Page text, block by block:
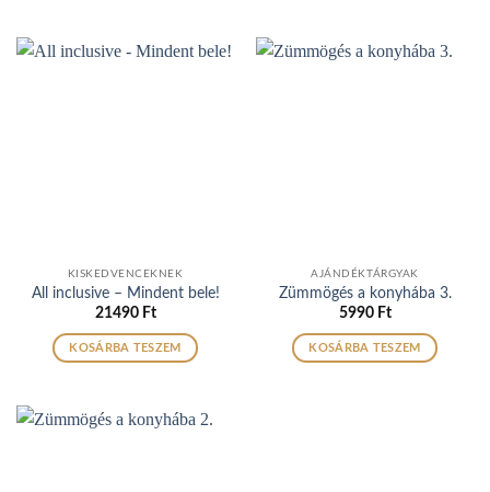
KISKEDVENCEKNEK
All inclusive – Mindent bele!
21490 Ft
KOSÁRBA TESZEM
AJÁNDÉKTÁRGYAK
Zümmögés a konyhába 3.
5990 Ft
KOSÁRBA TESZEM